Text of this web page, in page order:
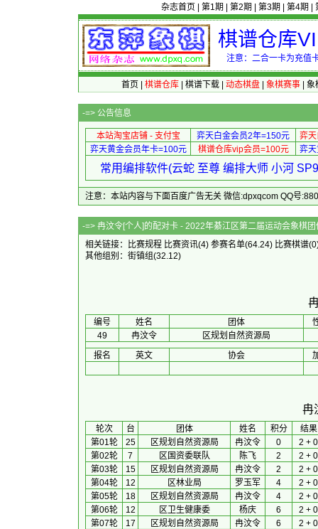
杂志首页 第1期 第2期 第3期 第4期
棋谱仓库
注意：二合一卡为充值
首页 棋谱仓库| 棋谱下载| 动态棋盘| 象棋赛事| 象
-=> 公告信息
本站淘宝店铺 - 支付宝 弈天白金会员2年=150元
弈
弈天黄金会员年卡=100元
棋谱仓库vip会员=100元 弈
常用编排软件(云蛇 至尊 编排大师 小河
注意：本站内容与下面百度广告无关 微信:dpxqcom QQ号
-=> 冉汶令[个人]的配对卡 - 2022年綦江
相关链接：
比赛规程 比赛资讯(4) 参赛名单(64.24) 比赛棋谱
其他组别： 街镇组(32.12)
编号 姓名 团体
49
冉汶令
区规划自然资源局
报名
英文 协会
冉
轮次 台 团体 姓名 积分
结
第01轮
25 区规划自然资源局 冉汶令 0
2 + 0
第02轮
7 区国资委联队 陈飞 2
2 + 0
第03轮
15 区规划自然资源局 冉汶令 2
2 + 0
第04轮
12 区林业局 罗玉军 4
2 + 0
第05轮
18 区规划自然资源局 冉汶令 4
2 + 0
第06轮
12 区卫生健康委 杨庆 6
2 + 0
第07轮
17 区规划自然资源局 冉汶令 6
2 + 0